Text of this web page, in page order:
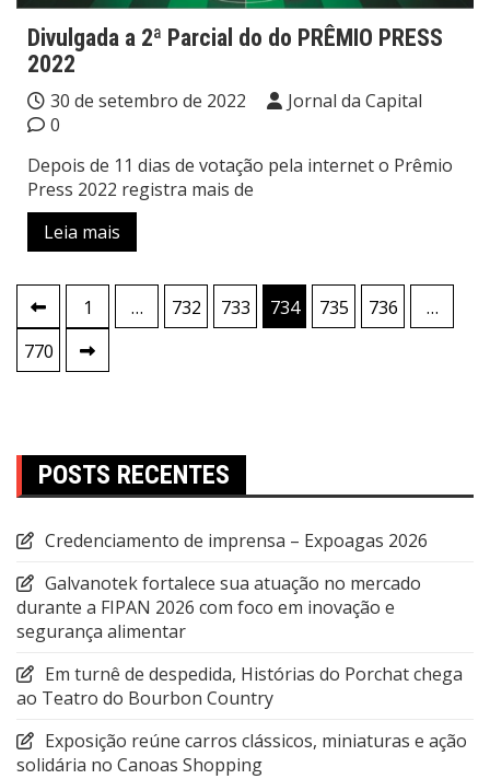
Divulgada a 2ª Parcial do do PRÊMIO PRESS
2022
30 de setembro de 2022
Jornal da Capital
0
Depois de 11 dias de votação pela internet o Prêmio
Press 2022 registra mais de
Leia mais
Paginação
de
posts
1 … 732 733 734 735 736
…
770
POSTS RECENTES
Credenciamento de imprensa – Expoagas 2026
Galvanotek fortalece sua atuação no mercado
durante a FIPAN 2026 com foco em inovação e
segurança alimentar
Em turnê de despedida, Histórias do Porchat chega
ao Teatro do Bourbon Country
Exposição reúne carros clássicos, miniaturas e ação
solidária no Canoas Shopping